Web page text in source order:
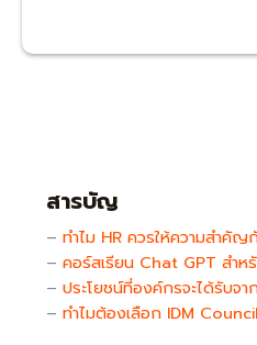
สารบัญ
– ทำไม HR ควรให้ความสำคั
– คอร์สเรียน Chat GPT สำ
– ประโยชน์ที่องค์กรจะได้รับจ
– ทำไมต้องเลือก IDM Council